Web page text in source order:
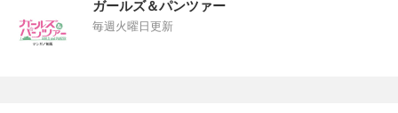
ガールズ＆パンツァー
毎週火曜日更新